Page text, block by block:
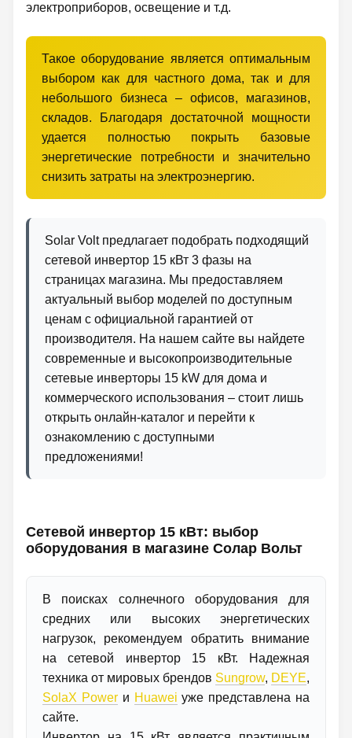
электроприборов, освещение и т.д.
Такое оборудование является оптимальным
выбором как для частного дома, так и для
небольшого бизнеса – офисов, магазинов,
складов. Благодаря достаточной мощности
удается полностью покрыть базовые
энергетические потребности и значительно
снизить затраты на электроэнергию.
Solar Volt предлагает подобрать подходящий
сетевой инвертор 15 кВт 3 фазы на
страницах магазина. Мы предоставляем
актуальный выбор моделей по доступным
ценам с официальной гарантией от
производителя. На нашем сайте вы найдете
современные и высокопроизводительные
сетевые инверторы 15 kW для дома и
коммерческого использования – стоит лишь
открыть онлайн-каталог и перейти к
ознакомлению с доступными
предложениями!
Сетевой инвертор 15 кВт: выбор
оборудования в магазине Солар Вольт
В поисках солнечного оборудования для
средних или высоких энергетических
нагрузок, рекомендуем обратить внимание
на сетевой инвертор 15 кВт. Надежная
техника от мировых брендов Sungrow, DEYE,
SolaX Powerи Huawei уже представлена ​​на
сайте.